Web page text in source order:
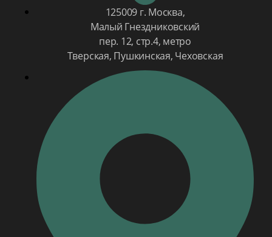
125009 г. Москва,
Малый Гнездниковский
пер. 12, стр.4, метро
Тверская, Пушкинская, Чеховская